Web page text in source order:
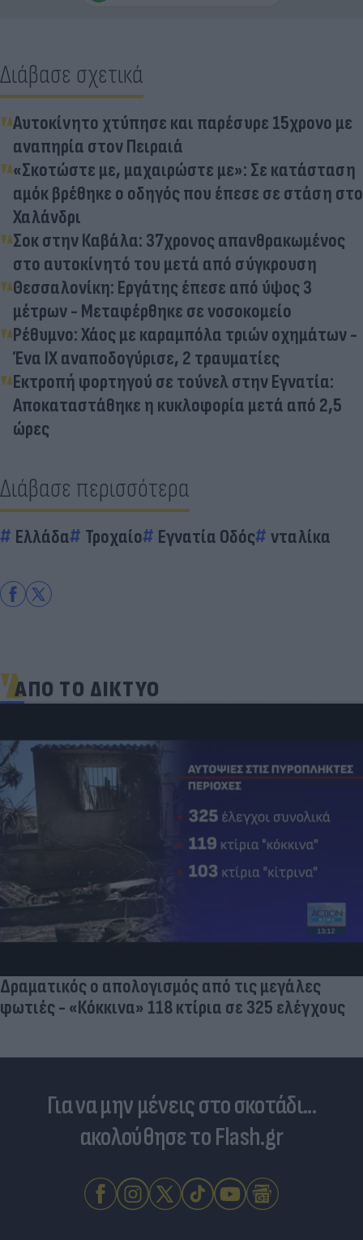
Διάβασε σχετικά
Αυτοκίνητο χτύπησε και παρέσυρε 15χρονο με
αναπηρία στον Πειραιά
«Σκοτώστε με, μαχαιρώστε με»: Σε κατάσταση
αμόκ βρέθηκε ο οδηγός που έπεσε σε στάση στο
Χαλάνδρι
Σοκ στην Καβάλα: 37χρονος απανθρακωμένος
στο αυτοκίνητό του μετά από σύγκρουση
Θεσσαλονίκη: Εργάτης έπεσε από ύψος 3
μέτρων - Μεταφέρθηκε σε νοσοκομείο
Ρέθυμνο: Χάος με καραμπόλα τριών οχημάτων -
Ένα ΙΧ αναποδογύρισε, 2 τραυματίες
Εκτροπή φορτηγού σε τούνελ στην Εγνατία:
Αποκαταστάθηκε η κυκλοφορία μετά από 2,5
ώρες
Διάβασε περισσότερα
Ελλάδα Τροχαίο Εγνατία Οδός νταλίκα
ΑΠΟ ΤΟ ΔΙΚΤΥΟ
«Στην pole position για Κωνσταντέλια η
Ντόρτμουντ»
Για να μην μένεις στο σκοτάδι...
ακολούθησε το Flash.gr